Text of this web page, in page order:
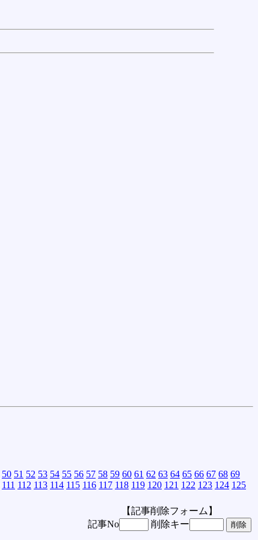
50 51 52 53 54 55 56 57 58 59 60 61 62 63 64 65 66 67 68 69
111 112 113 114 115 116 117 118 119 120 121 122 123 124 125
【記事削除フォーム】
記事No
削除キー